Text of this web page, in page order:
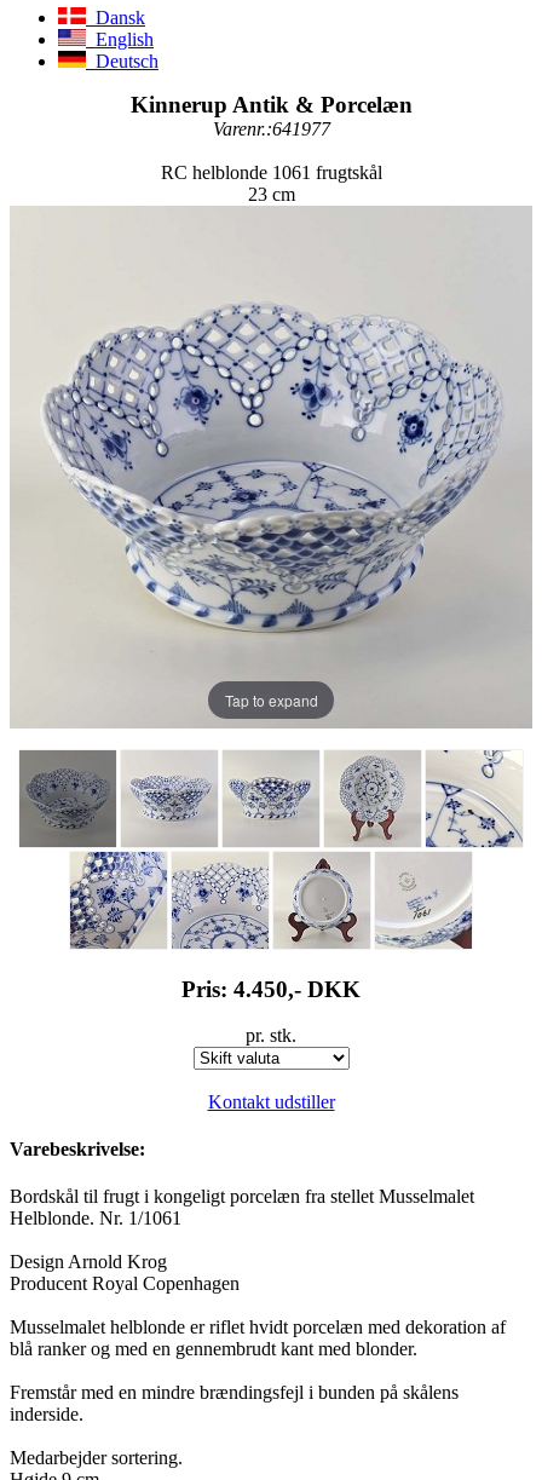
Dansk
English
Deutsch
Kinnerup Antik & Porcelæn
Varenr.:641977
RC helblonde 1061 frugtskål
23 cm
Tap to expand
Pris: 4.450,- DKK
pr. stk.
Kontakt udstiller
Varebeskrivelse:
Bordskål til frugt i kongeligt porcelæn fra stellet Musselmalet
Helblonde. Nr. 1/1061
Design Arnold Krog
Producent Royal Copenhagen
Musselmalet helblonde er riflet hvidt porcelæn med dekoration af
blå ranker og med en gennembrudt kant med blonder.
Fremstår med en mindre brændingsfejl i bunden på skålens
inderside.
Medarbejder sortering.